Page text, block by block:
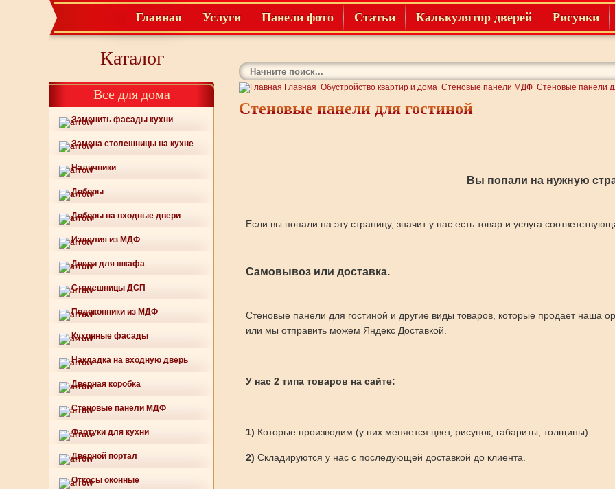
Главная Услуги Панели фото Статьи Калькулятор дверей Рисунки
Каталог
Все для дома
Заменить фасады кухни
Замена столешницы на кухне
Наличники
Доборы
Доборы на входные двери
Изделия из МДФ
Двери для шкафа
Столешницы ДСП
Подоконники из МДФ
Кухонные фасады
Накладка на входную дверь
Дверная коробка
Стеновые панели МДФ
Фартуки для кухни
Дверной портал
Откосы оконные
Главная Обустройство квартир и дома Стеновые панели МДФ Стеновые панели
Стеновые панели для гостиной
Вы попали на нужную
Если вы попали на эту страницу, значит у нас есть товар и услуга
Самовывоз или доставка.
Стеновые панели для гостиной и другие виды товаров, которые продает наша
или мы отправить можем Яндекс Доставкой.
У нас 2 типа товаров на сайте:
1) Которые производим (у них меняется цвет, рисунок, габариты, толщины)
2) Складируются у нас с последующей доставкой до клиента.